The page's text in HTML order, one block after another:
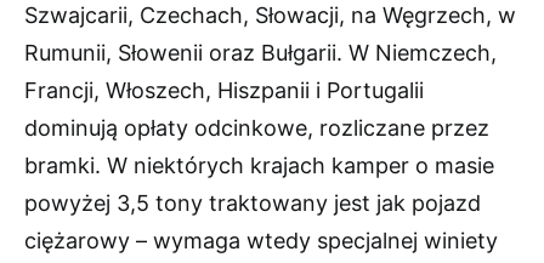
Szwajcarii, Czechach, Słowacji, na Węgrzech, w
Rumunii, Słowenii oraz Bułgarii. W Niemczech,
Francji, Włoszech, Hiszpanii i Portugalii
dominują opłaty odcinkowe, rozliczane przez
bramki. W niektórych krajach kamper o masie
powyżej 3,5 tony traktowany jest jak pojazd
ciężarowy – wymaga wtedy specjalnej winiety